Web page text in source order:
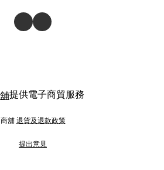
提供電子商貿服務
商舖 退貨及退款政策
提出意見